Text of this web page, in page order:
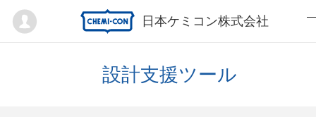
日本ケミコン株式会社
Mypage
設計支援ツール